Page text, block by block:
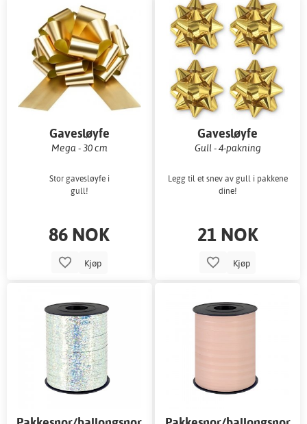
Gavesløyfe
Mega - 30 cm
Stor gavesløyfe i
gull!
86 NOK
Kjøp
Gavesløyfe
Gull - 4-pakning
Legg til et snev av gull i pakkene
dine!
21 NOK
Kjøp